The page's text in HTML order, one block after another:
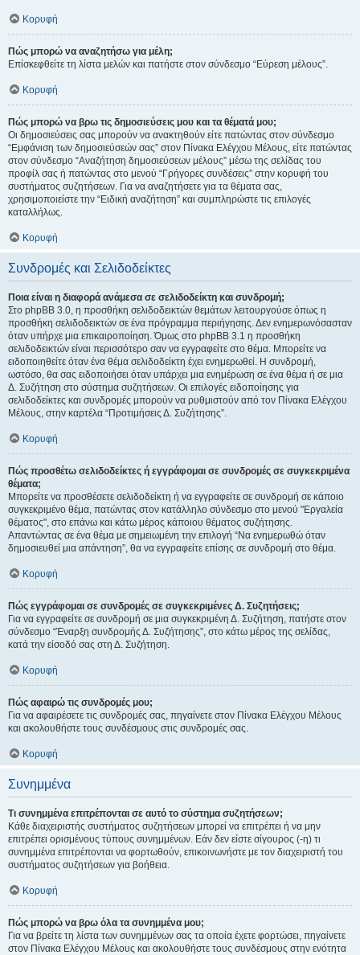
Κορυφή
Πώς μπορώ να αναζητήσω για μέλη;
Επίσκεφθείτε τη λίστα μελών και πατήστε στον σύνδεσμο “Εύρεση μέλους”.
Κορυφή
Πώς μπορώ να βρω τις δημοσιεύσεις μου και τα θέματά μου;
Οι δημοσιεύσεις σας μπορούν να ανακτηθούν είτε πατώντας στον σύνδεσμο
“Εμφάνιση των δημοσιεύσεών σας” στον Πίνακα Ελέγχου Μέλους, είτε πατώντας
στον σύνδεσμο “Αναζήτηση δημοσιεύσεων μέλους” μέσω της σελίδας του
προφίλ σας ή πατώντας στο μενού “Γρήγορες συνδέσεις” στην κορυφή του
συστήματος συζητήσεων. Για να αναζητήσετε για τα θέματα σας,
χρησιμοποιείστε την “Ειδική αναζήτηση” και συμπληρώστε τις επιλογές
καταλλήλως.
Κορυφή
Συνδρομές και Σελιδοδείκτες
Ποια είναι η διαφορά ανάμεσα σε σελιδοδείκτη και συνδρομή;
Στο phpBB 3.0, η προσθήκη σελιδοδεικτών θεμάτων λειτουργούσε όπως η
προσθήκη σελιδοδεικτών σε ένα πρόγραμμα περιήγησης. Δεν ενημερωνόσασταν
όταν υπήρχε μια επικαιροποίηση. Όμως στο phpBB 3.1 η προσθήκη
σελιδοδεικτών είναι περισσότερο σαν να εγγραφείτε στο θέμα. Μπορείτε να
ειδοποιηθείτε όταν ένα θέμα σελιδοδείκτη έχει ενημερωθεί. Η συνδρομή,
ωστόσο, θα σας ειδοποιήσει όταν υπάρχει μια ενημέρωση σε ένα θέμα ή σε μια
Δ. Συζήτηση στο σύστημα συζητήσεων. Οι επιλογές ειδοποίησης για
σελιδοδείκτες και συνδρομές μπορούν να ρυθμιστούν από τον Πίνακα Ελέγχου
Μέλους, στην καρτέλα “Προτιμήσεις Δ. Συζήτησης”.
Κορυφή
Πώς προσθέτω σελιδοδείκτες ή εγγράφομαι σε συνδρομές σε συγκεκριμένα
θέματα;
Μπορείτε να προσθέσετε σελιδοδείκτη ή να εγγραφείτε σε συνδρομή σε κάποιο
συγκεκριμένο θέμα, πατώντας στον κατάλληλο σύνδεσμο στο μενού "Εργαλεία
θέματος", στο επάνω και κάτω μέρος κάποιου θέματος συζήτησης.
Απαντώντας σε ένα θέμα με σημειωμένη την επιλογή “Να ενημερωθώ όταν
δημοσιευθεί μια απάντηση”, θα να εγγραφείτε επίσης σε συνδρομή στο θέμα.
Κορυφή
Πώς εγγράφομαι σε συνδρομές σε συγκεκριμένες Δ. Συζητήσεις;
Για να εγγραφείτε σε συνδρομή σε μια συγκεκριμένη Δ. Συζήτηση, πατήστε στον
σύνδεσμο “Έναρξη συνδρομής Δ. Συζήτησης”, στο κάτω μέρος της σελίδας,
κατά την είσοδό σας στη Δ. Συζήτηση.
Κορυφή
Πώς αφαιρώ τις συνδρομές μου;
Για να αφαιρέσετε τις συνδρομές σας, πηγαίνετε στον Πίνακα Ελέγχου Μέλους
και ακολουθήστε τους συνδέσμους στις συνδρομές σας.
Κορυφή
Συνημμένα
Τι συνημμένα επιτρέπονται σε αυτό το σύστημα συζητήσεων;
Κάθε διαχειριστής συστήματος συζητήσεων μπορεί να επιτρέπει ή να μην
επιτρέπει ορισμένους τύπους συνημμένων. Εάν δεν είστε σίγουρος (-η) τι
συνημμένα επιτρέπονται να φορτωθούν, επικοινωνήστε με τον διαχειριστή του
συστήματος συζητήσεων για βοήθεια.
Κορυφή
Πώς μπορώ να βρω όλα τα συνημμένα μου;
Για να βρείτε τη λίστα των συνημμένων σας τα οποία έχετε φορτώσει, πηγαίνετε
στον Πίνακα Ελέγχου Μέλους και ακολουθήστε τους συνδέσμους στην ενότητα